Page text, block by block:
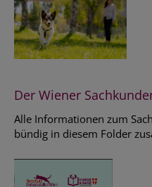
Der Wiener
Alle Informationen zum
bündig in diesem Folder